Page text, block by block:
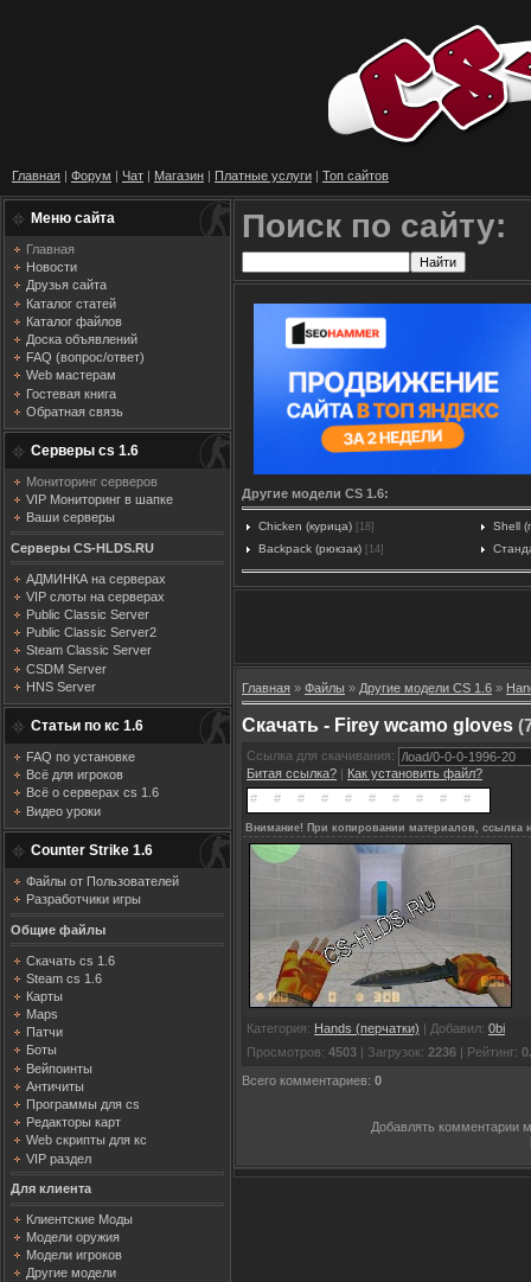
Главная | Форум | Чат | Магазин | Платные услуги | Топ сайтов
Меню сайта
Главная
Новости
Друзья сайта
Каталог статей
Каталог файлов
Доска объявлений
FAQ (вопрос/ответ)
Web мастерам
Гостевая книга
Обратная связь
Серверы cs 1.6
Мониторинг серверов
VIP Мониторинг в шапке
Ваши серверы
Серверы CS-HLDS.RU
АДМИНКА на серверах
VIP слоты на серверах
Public Classic Server
Public Classic Server2
Steam Classic Server
CSDM Server
HNS Server
Статьи по кс 1.6
FAQ по установке
Всё для игроков
Всё о серверах cs 1.6
Видео уроки
Counter Strike 1.6
Файлы от Пользователей
Разработчики игры
Общие файлы
Скачать cs 1.6
Steam cs 1.6
Карты
Maps
Патчи
Боты
Вейпоинты
Античиты
Программы для cs
Редакторы карт
Web скрипты для кс
VIP раздел
Для клиента
Клиентские Моды
Модели оружия
Модели игроков
Другие модели
Поиск по сайту:
Другие модели CS 1.6:
Chicken (курица) [18]
Shell
Backpack (рюкзак)
[14]
Главная » Файлы » Другие модели CS 1.6 »
Скачать - Firey wcamo gloves
Ссылка для скачивания:
Битая ссылка? | Как установить файл?
Внимание! При копировании материалов, ссылка
Категория: Hands (перчатки) | Добавил: 0bi
Просмотров: 4503 | Загрузок: 2236 | Рейтинг:
Всего комментариев: 0
Добавлять комментарии